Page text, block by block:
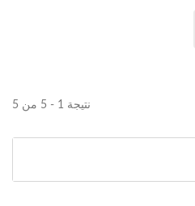
نتيجة 1 - 5 من 5